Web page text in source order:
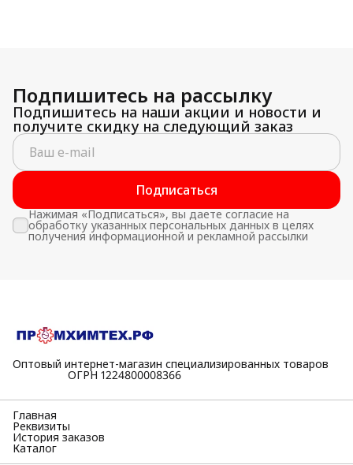
Подпишитесь на рассылку
Подпишитесь на наши акции и новости и
получите скидку на следующий заказ
Подписаться
Нажимая «Подписаться», вы даете согласие на
обработку указанных персональных данных в целях
получения информационной и рекламной рассылки
Оптовый интернет-магазин специализированных товаров
⠀⠀⠀⠀⠀⠀⠀ОГРН 1224800008366
Главная
Реквизиты
История заказов
Каталог